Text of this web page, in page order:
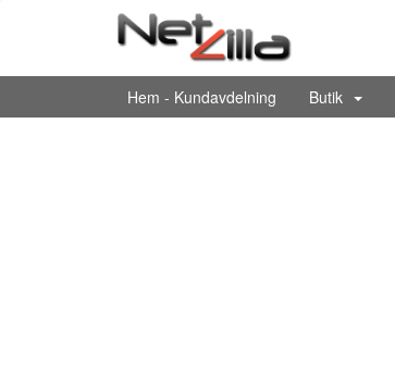
Hem - Kundavdelning Butik